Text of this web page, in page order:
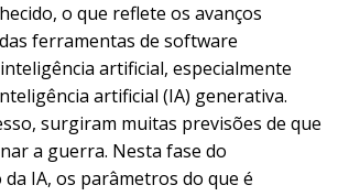
o que reflete os avanços
ferramentas de software
artificial, especialmente
artificial (IA) generativa.
surgiram muitas previsões de que
a guerra. Nesta fase do
IA, os parâmetros do que é